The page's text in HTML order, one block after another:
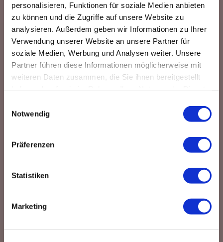
personalisieren, Funktionen für soziale Medien anbieten
zu können und die Zugriffe auf unsere Website zu
analysieren. Außerdem geben wir Informationen zu Ihrer
Verwendung unserer Website an unsere Partner für
soziale Medien, Werbung und Analysen weiter. Unsere
Partner führen diese Informationen möglicherweise mit
weiteren Daten zusammen, die Sie ihnen bereitgestellt
Notwendig
Präferenzen
Statistiken
Marketing
Impressum / AGB